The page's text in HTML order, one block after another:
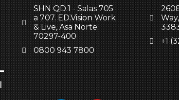
SHN QD.1 - Salas 705
a 707. ED.Vision Work
& Live, Asa Norte:
70297-400
0800 943 7800
+1